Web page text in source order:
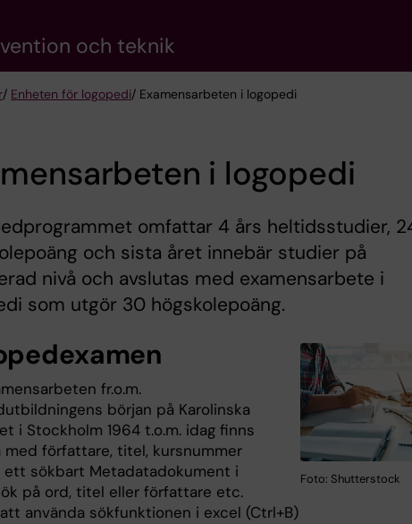
och teknik
/ Enheten för logopedi/ Examensarbeten i logopedi
i logopedi
omfattar 4 års heltidsstudier,
och sista året innebär studier på
nivå och avslutas med examensarbete i
som utgör 30 högskolepoäng.
Foto: Shutterstock
fr.o.m.
början på Karolinska
i Stockholm 1964 t.o.m. idag finns
med författare, titel, kursnummer
ett sökbart Metadatadokument i
på ord, titel eller författare etc.
använda sökfunktionen i excel (Ctrl+B)